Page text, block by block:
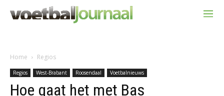
Home Regios
Regios West-Brabant Roosendaal Voetbalnieuws
Hoe gaat het met Bas